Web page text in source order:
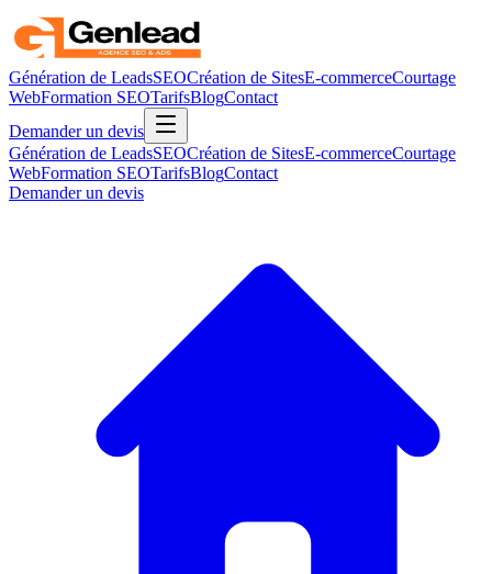
Génération de LeadsSEOCréation de SitesE-commerceCourtage
WebFormation SEOTarifsBlogContact
Demander un devis
Génération de LeadsSEOCréation de SitesE-commerceCourtage
WebFormation SEOTarifsBlogContact
Demander un devis